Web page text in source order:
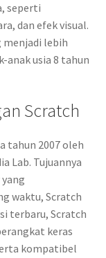
seperti
dan efek visual.
menjadi lebih
usia 8 tahun
Scratch
tahun 2007 oleh
Lab. Tujuannya
waktu, Scratch
terbaru, Scratch
keras
kompatibel